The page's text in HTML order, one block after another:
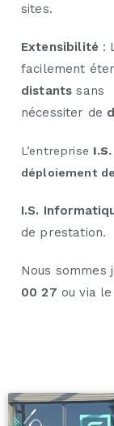
sites.
Extensibilité :
facilement
distants sans
nécessiter de
L’entreprise
déploiement
I.S.
de prestation.
Nous sommes
00 27 ou via